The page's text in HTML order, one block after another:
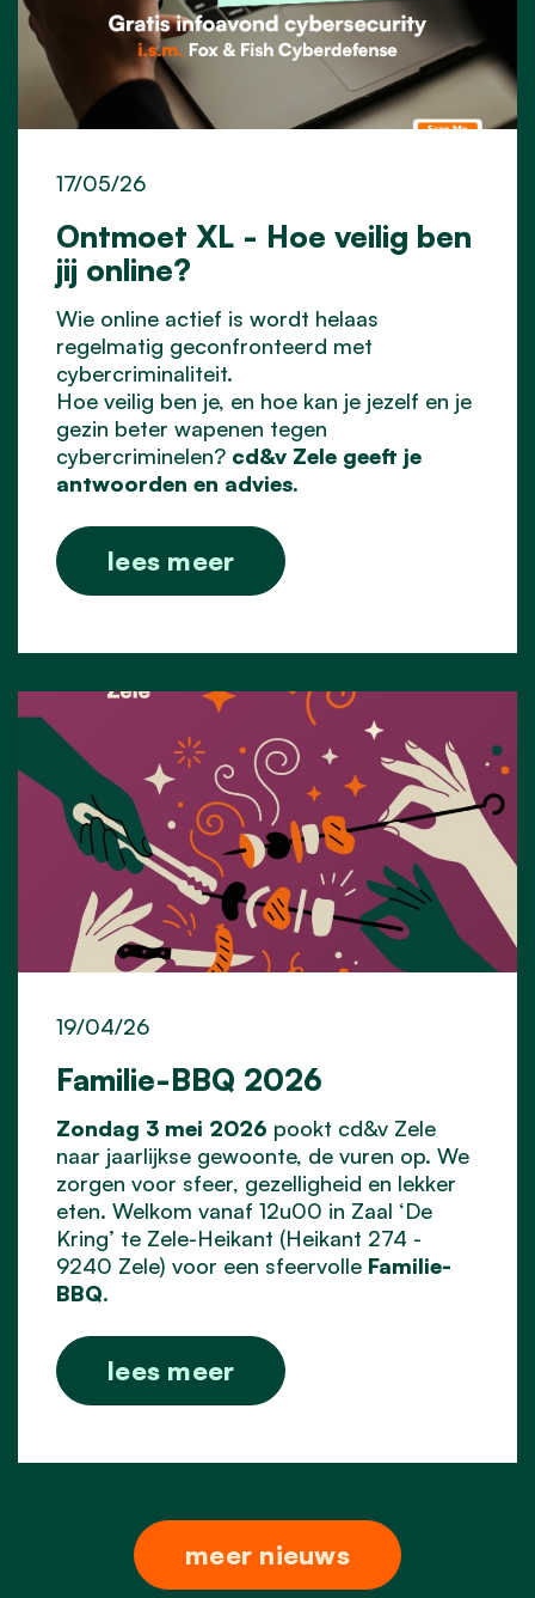
Ontmoet XL - Hoe veilig ben
jij online?
17/05/26
Wie online actief is wordt helaas
regelmatig geconfronteerd met
cybercriminaliteit.
Hoe veilig ben je, en hoe kan je jezelf en je
gezin beter wapenen tegen
cybercriminelen? cd&v Zele geeft je
antwoorden en advies.
lees meer
Familie-BBQ 2026
19/04/26
Zondag 3 mei 2026 pookt cd&v Zele
naar jaarlijkse gewoonte, de vuren op. We
zorgen voor sfeer, gezelligheid en lekker
eten. Welkom vanaf 12u00 in Zaal ‘De
Kring’ te Zele-Heikant (Heikant 274 -
9240 Zele) voor een sfeervolle Familie-
BBQ.
lees meer
meer nieuws